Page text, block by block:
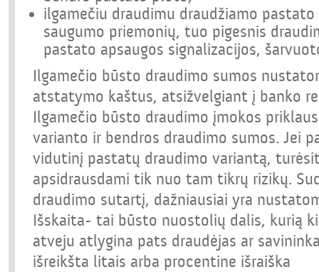
ilgamečiu draudimu draudžiamo
saugumo priemonių, tuo pigesnis
pastato apsaugos signalizacijos,
Ilgamečio būsto draudimo sumos
atstatymo kaštus, atsižvelgiant į banko
Ilgamečio būsto draudimo įmokos
varianto ir bendros draudimo sumos. Jei
vidutinį pastatų draudimo variantą,
apsidrausdami tik nuo tam tikrų rizikų.
draudimo sutartį, dažniausiai yra
Išskaita- tai būsto nuostolių dalis, kurią
atveju atlygina pats draudėjas ar
išreikšta litais arba procentine išraiška